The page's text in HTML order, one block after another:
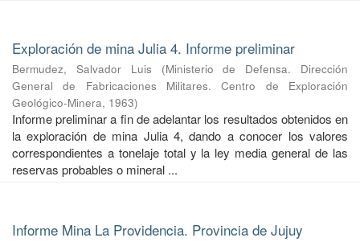
Exploración de mina Julia 4. Informe preliminar
Bermudez, Salvador Luis (Ministerio de Defensa. Dirección
General de Fabricaciones Militares. Centro de Exploración
Geológico-Minera, 1963)
Informe preliminar a fin de adelantar los resultados obtenidos en
la exploración de mina Julia 4, dando a conocer los valores
correspondientes a tonelaje total y la ley media general de las
reservas probables o mineral ...
Informe Mina La Providencia. Provincia de Jujuy